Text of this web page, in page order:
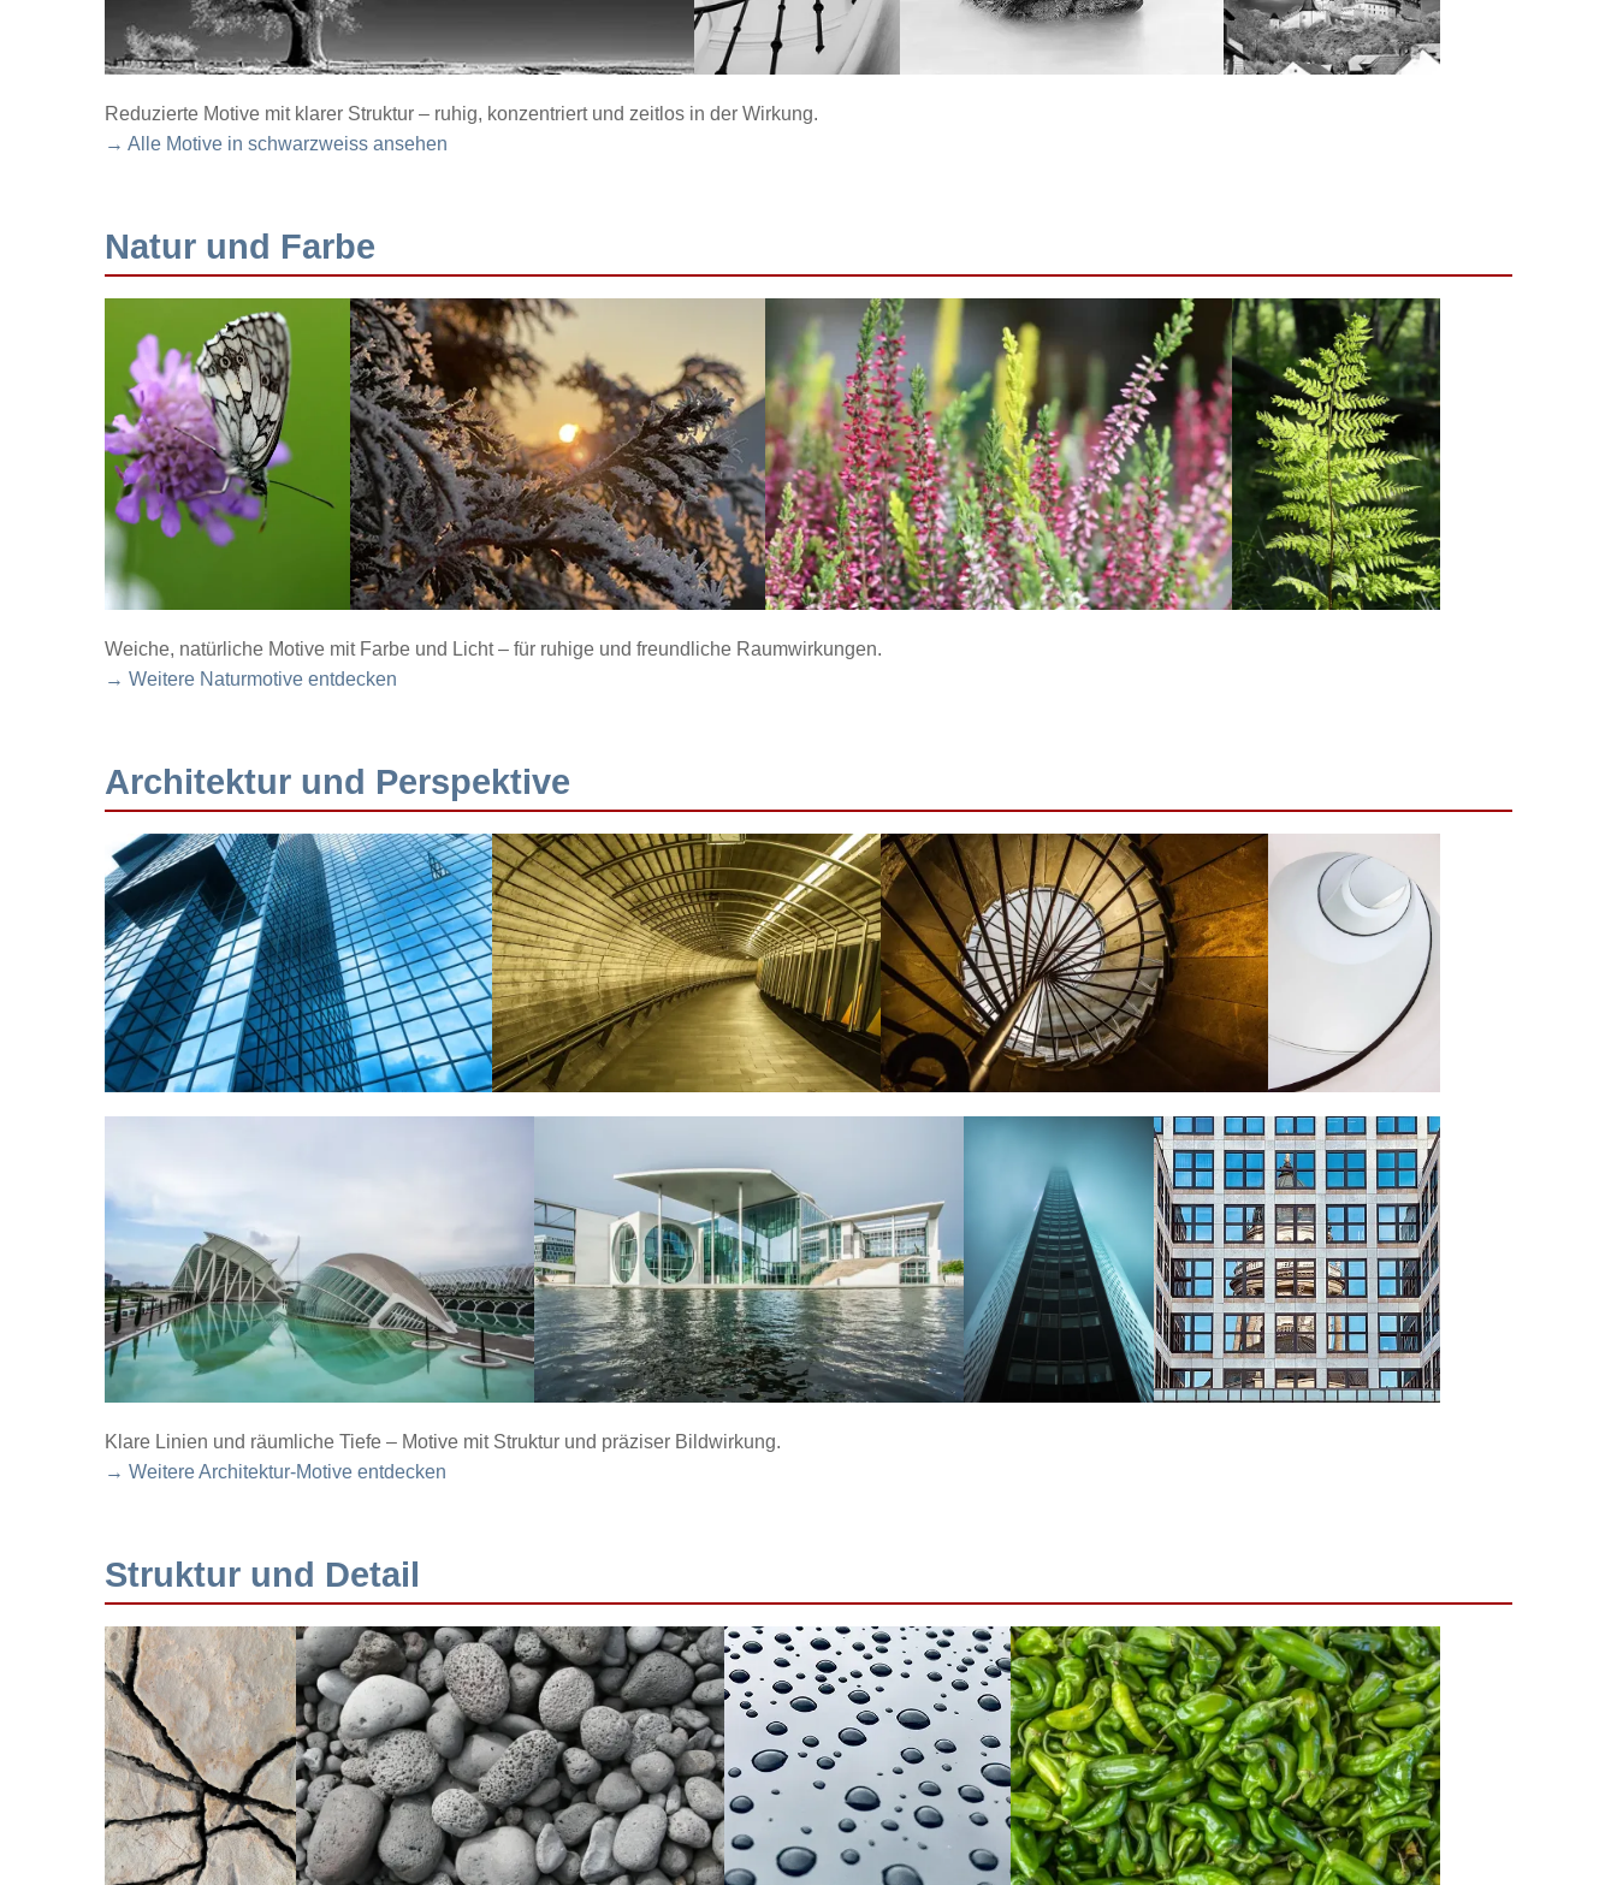
Reduzierte Motive mit klarer Struktur – ruhig, konzentriert und zeitlos in der Wirkung.
→ Alle Motive in schwarzweiss ansehen
Natur und Farbe
Weiche, natürliche Motive mit Farbe und Licht – für ruhige und freundliche Raumwirkungen.
→ Weitere Naturmotive entdecken
Architektur und Perspektive
Klare Linien und räumliche Tiefe – Motive mit Struktur und präziser Bildwirkung.
→ Weitere Architektur-Motive entdecken
Struktur und Detail